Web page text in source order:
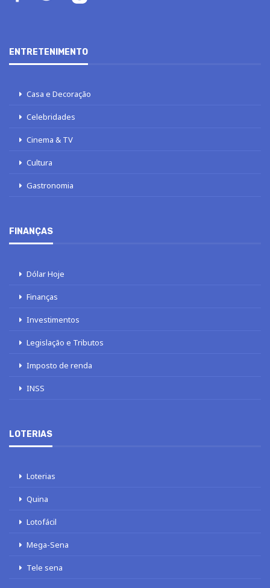
ENTRETENIMENTO
Casa e Decoração
Celebridades
Cinema & TV
Cultura
Gastronomia
FINANÇAS
Dólar Hoje
Finanças
Investimentos
Legislação e Tributos
Imposto de renda
INSS
LOTERIAS
Loterias
Quina
Lotofácil
Mega-Sena
Tele sena